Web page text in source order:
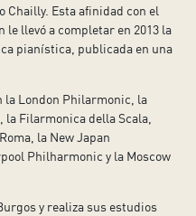
Chailly. Esta afinidad con el
llevó a completar en 2013 la
pianística, publicada en una
la London Philarmonic, la
la Filarmonica della Scala,
la New Japan
Philharmonic y la Moscow
y realiza sus estudios